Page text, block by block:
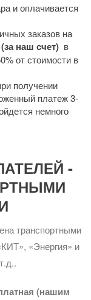
и оплачивается
заказов на
наш счет) в
от стоимости в
получении
платеж 3-
немного
-
транспортными
«Энергия» и
(нашим